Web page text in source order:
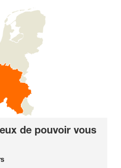
de pouvoir vous